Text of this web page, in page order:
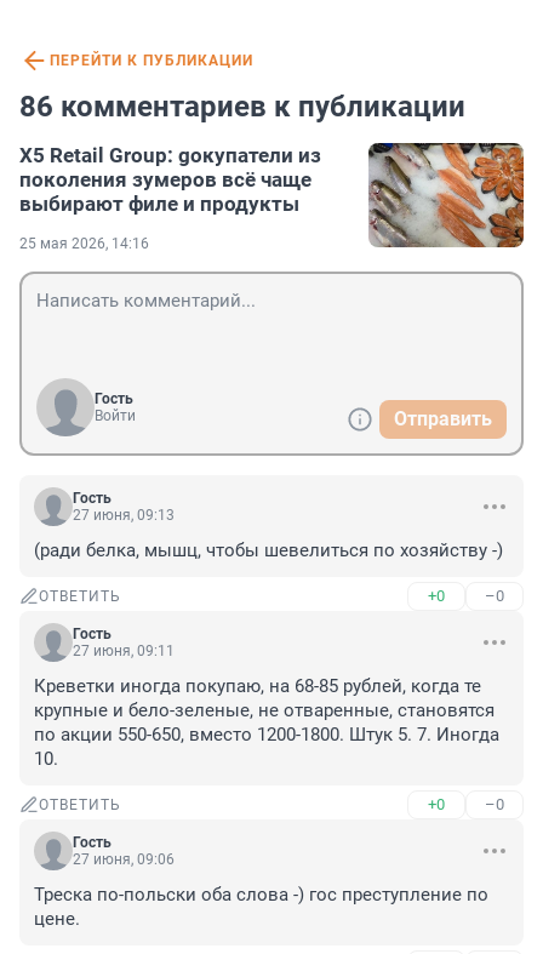
ПЕРЕЙТИ К ПУБЛИКАЦИИ
86 комментариев к публикации
X5 Retail Group: gокупатели из
поколения зумеров всё чаще
выбирают филе и продукты
25 мая 2026, 14:16
Гость
Войти
Отправить
Гость
27 июня, 09:13
(ради белка, мышц, чтобы шевелиться по хозяйству -)
ОТВЕТИТЬ +0 –0
Гость
27 июня, 09:11
Креветки иногда покупаю, на 68-85 рублей, когда те
крупные и бело-зеленые, не отваренные, становятся
по акции 550-650, вместо 1200-1800. Штук 5. 7. Иногда
10.
ОТВЕТИТЬ +0 –0
Гость
27 июня, 09:06
Треска по-польски оба слова -) гос преступление по
цене.